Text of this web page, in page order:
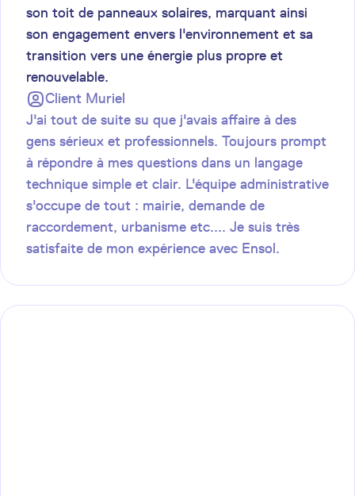
son toit de panneaux solaires, marquant ainsi
son engagement envers l'environnement et sa
transition vers une énergie plus propre et
renouvelable.
Client Muriel
J'ai tout de suite su que j'avais affaire à des
gens sérieux et professionnels. Toujours prompt
à répondre à mes questions dans un langage
technique simple et clair. L'équipe administrative
s'occupe de tout : mairie, demande de
raccordement, urbanisme etc.... Je suis très
satisfaite de mon expérience avec Ensol.